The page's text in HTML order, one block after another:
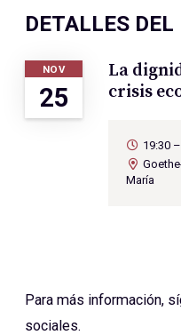
DETALLES DEL
NOV
25
La
crisis
19:30
María
Para más información,
sociales.